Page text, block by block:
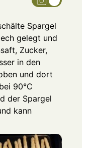
Spargel
gelegt und
Zucker,
in den
und dort
90°C
der Spargel
kann